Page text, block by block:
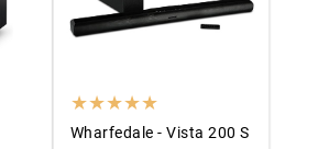
Wharfedale - Vista 200 S